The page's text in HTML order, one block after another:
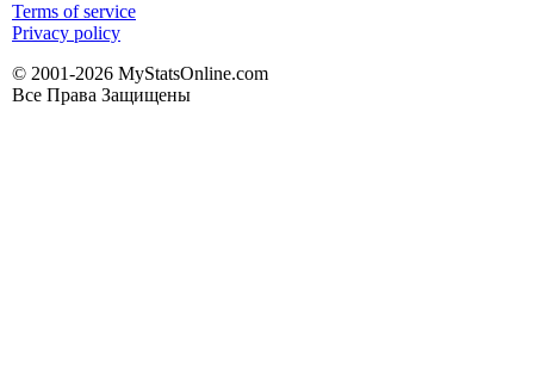
Terms of service
Privacy policy
© 2001-2026 MyStatsOnline.com
Все Права Защищены